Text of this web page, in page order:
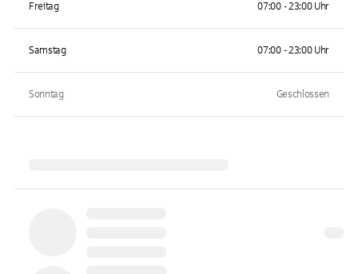
Freitag 07:00 - 23:00 Uhr
Samstag 07:00 - 23:00 Uhr
Sonntag Geschlossen